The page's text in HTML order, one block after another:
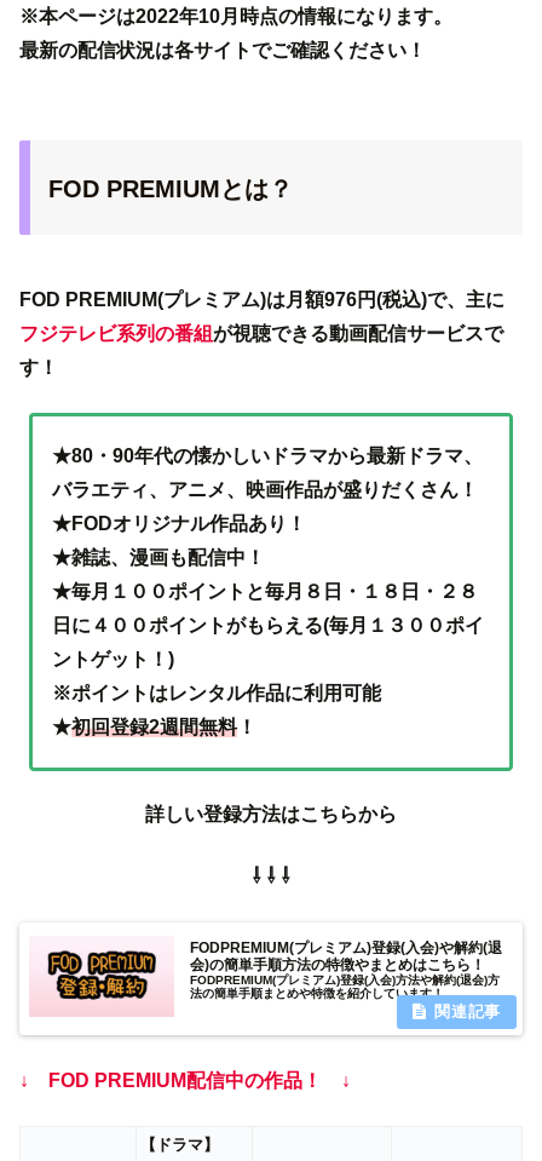
※本ページは2022年10月時点の情報になります。
最新の配信状況は各サイトでご確認ください！
FOD PREMIUMとは？
FOD PREMIUM(プレミアム)は月額976円(税込)で、主に
フジテレビ系列の番組が視聴できる動画配信サービスで
す！
★80・90年代の懐かしいドラマから最新ドラマ、
バラエティ、アニメ、映画作品が盛りだくさん！
★FODオリジナル作品あり！
★雑誌、漫画も配信中！
★毎月１００ポイントと毎月８日・１８日・２８
日に４００ポイントがもらえる(毎月１３００ポイ
ントゲット！)
※ポイントはレンタル作品に利用可能
★初回登録2週間無料！
詳しい登録方法はこちらから
⇩ ⇩ ⇩
FODPREMIUM(プレミアム)登録(入会)や解約(退
会)の簡単手順方法の特徴やまとめはこちら！
FODPREMIUM(プレミアム)登録(入会)方法や解約(退会)方
法の簡単手順まとめや特徴を紹介しています！
↓ FOD PREMIUM配信中の作品！ ↓
【ドラマ】